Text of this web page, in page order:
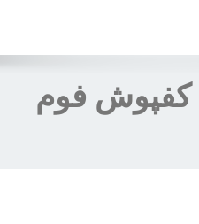
كفپوش فوم